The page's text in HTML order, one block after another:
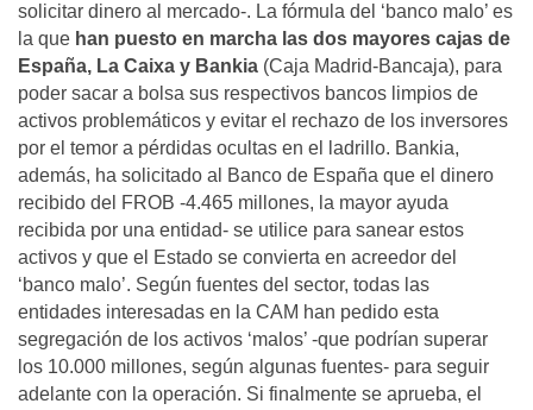
solicitar dinero al mercado-. La fórmula del ‘banco malo’ es
la que han puesto en marcha las dos mayores cajas de
España, La Caixa y Bankia (Caja Madrid-Bancaja), para
poder sacar a bolsa sus respectivos bancos limpios de
activos problemáticos y evitar el rechazo de los inversores
por el temor a pérdidas ocultas en el ladrillo. Bankia,
además, ha solicitado al Banco de España que el dinero
recibido del FROB -4.465 millones, la mayor ayuda
recibida por una entidad- se utilice para sanear estos
activos y que el Estado se convierta en acreedor del
‘banco malo’. Según fuentes del sector, todas las
entidades interesadas en la CAM han pedido esta
segregación de los activos ‘malos’ -que podrían superar
los 10.000 millones, según algunas fuentes- para seguir
adelante con la operación. Si finalmente se aprueba, el